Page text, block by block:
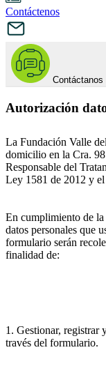
Contáctenos
Contáctanos
Autorización
La Fundación Valle
domicilio en la Cra.
Responsable del
Ley 1581 de 2012 y
En cumplimiento de
datos personales que
formulario serán
finalidad de:
1. Gestionar, registrar
través del formulario.